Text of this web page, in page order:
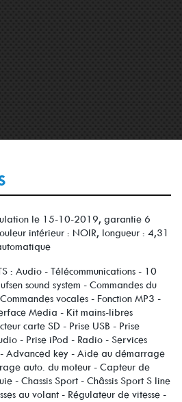
le 15-10-2019, garantie 6
intérieur : NOIR, longueur : 4,31
: Audio - Télécommunications - 10
sound system - Commandes du
vocales - Fonction MP3 -
Media - Kit mains-libres
carte SD - Prise USB - Prise
- Prise iPod - Radio - Services
- Advanced key - Aide au démarrage
auto. du moteur - Capteur de
- Chassis Sport - Châssis Sport S line
au volant - Régulateur de vitesse -